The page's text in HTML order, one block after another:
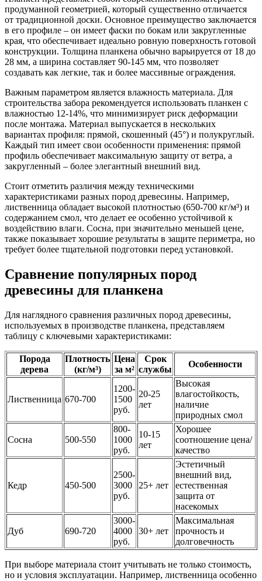
продуманной геометрией, который существенно отличается
от традиционной доски. Основное преимущество заключается
в его профиле – он имеет фаски по бокам или закругленные
края, что обеспечивает идеально ровную поверхность готовой
конструкции. Толщина планкена обычно варьируется от 18 до
28 мм, а ширина составляет 90-145 мм, что позволяет
создавать как легкие, так и более массивные ограждения.
Важным параметром является влажность материала. Для
строительства забора рекомендуется использовать планкен с
влажностью 12-14%, что минимизирует риск деформации
после монтажа. Материал выпускается в нескольких
вариантах профиля: прямой, скошенный (45°) и полукруглый.
Каждый тип имеет свои особенности применения: прямой
профиль обеспечивает максимальную защиту от ветра, а
закругленный – более элегантный внешний вид.
Стоит отметить различия между техническими
характеристиками разных пород древесины. Например,
лиственница обладает высокой плотностью (650-700 кг/м³) и
содержанием смол, что делает ее особенно устойчивой к
воздействию влаги. Сосна, при значительно меньшей цене,
также показывает хорошие результаты в защите периметра, но
требует более тщательной подготовки перед установкой.
Сравнение популярных пород
древесины для планкена
Для наглядного сравнения различных пород древесины,
используемых в производстве планкена, представляем
таблицу с ключевыми характеристиками:
Порода
дерева
Плотность
(кг/м³)
Цена
за м²
Срок
службы
Особенности
Лиственница 670-700
1200-
1500
руб.
20-25
лет
Высокая
влагостойкость,
наличие
природных смол
Сосна 500-550
800-
1000
руб.
10-15
лет
Хорошее
соотношение цена/
качество
Кедр 450-500
2500-
3000
руб.
25+ лет
Эстетичный
внешний вид,
естественная
защита от
насекомых
Дуб 690-720
3000-
4000
руб.
30+ лет
Максимальная
прочность и
долговечность
При выборе материала стоит учитывать не только стоимость,
но и условия эксплуатации. Например, лиственница особенно